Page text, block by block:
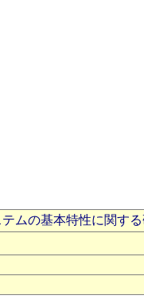
ムの基本特性に関す